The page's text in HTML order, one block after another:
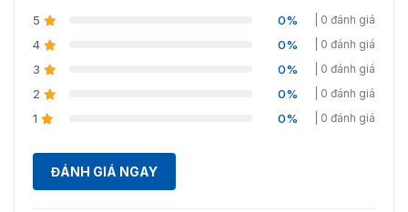
Bộ sản phẩm bao gồm
backset 60mm
thẻ từ RFID, chìa khóa cơ,
Sách hướng dẫn và bộ ốc
5 0% | 0 đánh giá
4 0% | 0 đánh giá
3 0% | 0 đánh giá
2 0% | 0 đánh giá
1 0% | 0 đánh giá
ĐÁNH GIÁ NGAY